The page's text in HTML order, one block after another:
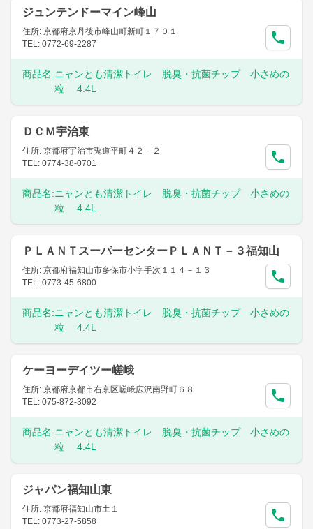
ジュンテンドーマイン峰山
住所: 京都府京丹後市峰山町新町１７０１
TEL: 0772-69-2287
商品名:ニャンとも清潔トイレ 脱臭・抗菌チップ 小さめの
粒 4.4L
ＤＣＭ宇治東
住所: 京都府宇治市兎道平町４２－２
TEL: 0774-38-0701
商品名:ニャンとも清潔トイレ 脱臭・抗菌チップ 小さめの
粒 4.4L
ＰＬＡＮＴスーパーセンターＰＬＡＮＴ－３福知山
住所: 京都府福知山市多保市小字手次１１４－１３
TEL: 0773-45-6800
商品名:ニャンとも清潔トイレ 脱臭・抗菌チップ 小さめの
粒 4.4L
ケーヨーデイツー嵯峨
住所: 京都府京都市右京区嵯峨広沢南野町６８
TEL: 075-872-3092
商品名:ニャンとも清潔トイレ 脱臭・抗菌チップ 小さめの
粒 4.4L
ジャパン福知山東
住所: 京都府福知山市土１
TEL: 0773-27-5858